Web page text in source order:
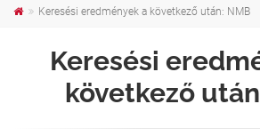
Keresési eredmények a következő után: NMB
Keresési
következő